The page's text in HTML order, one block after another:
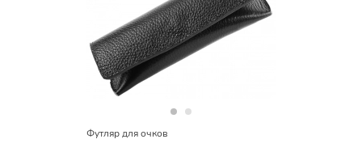
Футляр для очков